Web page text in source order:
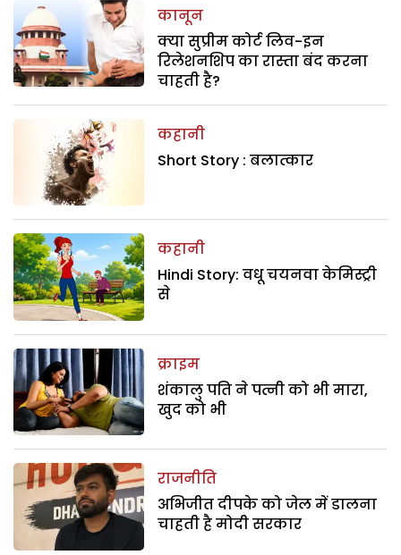
कानून
क्या सुप्रीम कोर्ट लिव-इन
रिलेशनशिप का रास्ता बंद करना
चाहती है?
कहानी
Short Story : बलात्कार
कहानी
Hindi Story: वधू चयनवा केमिस्ट्री
से
क्राइम
शंकालु पति ने पत्नी को भी मारा,
खुद को भी
राजनीति
अभिजीत दीपके को जेल में डालना
चाहती है मोदी सरकार